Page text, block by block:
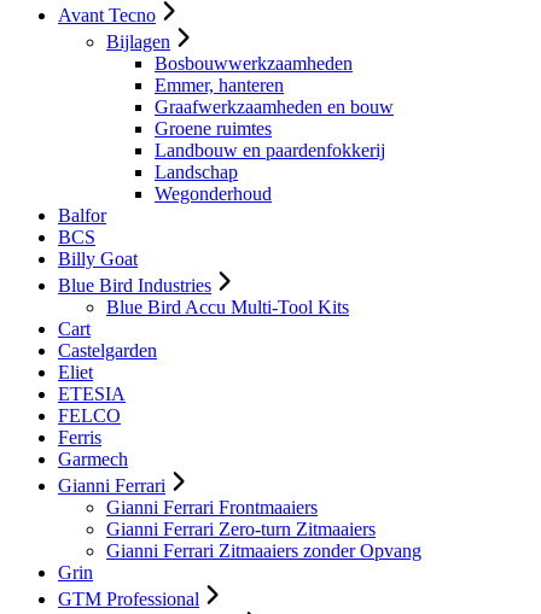
Avant Tecno
Bijlagen
Bosbouwwerkzaamheden
Emmer, hanteren
Graafwerkzaamheden en bouw
Groene ruimtes
Landbouw en paardenfokkerij
Landschap
Wegonderhoud
Balfor
BCS
Billy Goat
Blue Bird Industries
Blue Bird Accu Multi-Tool Kits
Cart
Castelgarden
Eliet
ETESIA
FELCO
Ferris
Garmech
Gianni Ferrari
Gianni Ferrari Frontmaaiers
Gianni Ferrari Zero-turn Zitmaaiers
Gianni Ferrari Zitmaaiers zonder Opvang
Grin
GTM Professional